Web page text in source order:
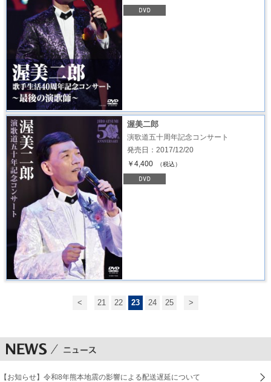
渥美二郎
演歌道五十周年記念コンサート
発売日：2017/12/20
￥4,400
（税込）
< 21 22 23 24 25 >
【お知らせ】令和8年熊本地震の影響による配送遅延について